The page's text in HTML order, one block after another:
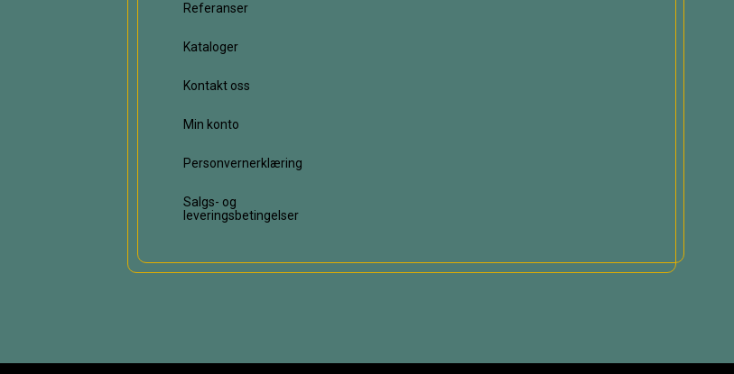
Referanser
Kataloger
Kontakt oss
Min konto
Personvernerklæring
Salgs- og
leveringsbetingelser